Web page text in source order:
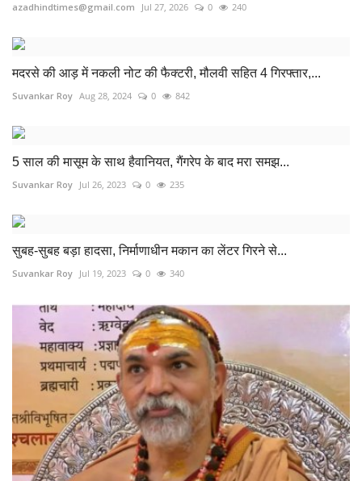
azadhindtimes@gmail.com Jul 27, 2026 0 240
मदरसे की आड़ में नकली नोट की फैक्टरी, मौलवी सहित 4 गिरफ्तार,...
Suvankar Roy Aug 28, 2024 0 842
5 साल की मासूम के साथ हैवानियत, गैंगरेप के बाद मरा समझ...
Suvankar Roy Jul 26, 2023 0 235
सुबह-सुबह बड़ा हादसा, निर्माणाधीन मकान का लेंटर गिरने से...
Suvankar Roy Jul 19, 2023 0 340